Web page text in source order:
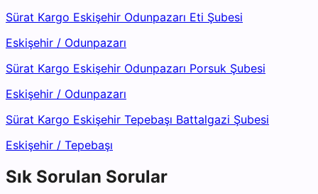
Sürat Kargo Eskişehir Odunpazarı Eti Şubesi
Eskişehir / Odunpazarı
Sürat Kargo Eskişehir Odunpazarı Porsuk Şubesi
Eskişehir / Odunpazarı
Sürat Kargo Eskişehir Tepebaşı Battalgazi Şubesi
Eskişehir / Tepebaşı
Sık Sorulan Sorular